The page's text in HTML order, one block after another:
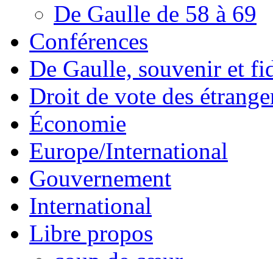
De Gaulle de 58 à 69
Conférences
De Gaulle, souvenir et
Droit de vote des
Économie
Europe/International
Gouvernement
International
Libre propos